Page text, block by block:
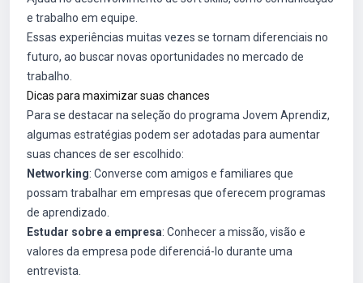
e trabalho em equipe.
Essas experiências muitas vezes se tornam diferenciais no
futuro, ao buscar novas oportunidades no mercado de
trabalho.
Dicas para maximizar suas chances
Para se destacar na seleção do programa Jovem Aprendiz,
algumas estratégias podem ser adotadas para aumentar
suas chances de ser escolhido:
Networking: Converse com amigos e familiares que
possam trabalhar em empresas que oferecem programas
de aprendizado.
Estudar sobre a empresa: Conhecer a missão, visão e
valores da empresa pode diferenciá-lo durante uma
entrevista.